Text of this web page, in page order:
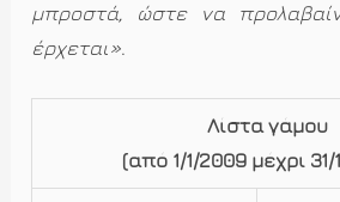
μπροστά, ώστε να
έρχεται».
Λίστα γάμου
(από 1/1/2009 μέχρι